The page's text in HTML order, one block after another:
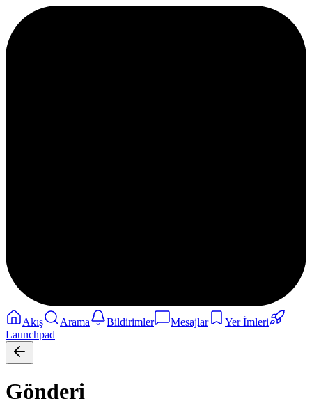
Akış Arama Bildirimler Mesajlar
Yer İmleri
Launchpad
Gönderi